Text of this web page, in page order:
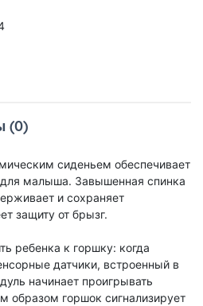
(0)
сиденьем обеспечивает
малыша. Завышенная спинка
и сохраняет
защиту от брызг.
ребенка к горшку: когда
датчики, встроенный в
начинает проигрывать
образом горшок сигнализирует